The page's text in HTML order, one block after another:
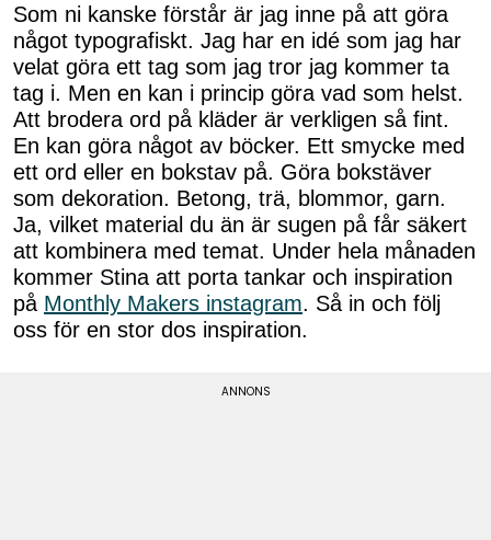
Som ni kanske förstår är jag inne på att göra
något typografiskt. Jag har en idé som jag har
velat göra ett tag som jag tror jag kommer ta
tag i. Men en kan i princip göra vad som helst.
Att brodera ord på kläder är verkligen så fint.
En kan göra något av böcker. Ett smycke med
ett ord eller en bokstav på. Göra bokstäver
som dekoration. Betong, trä, blommor, garn.
Ja, vilket material du än är sugen på får säkert
att kombinera med temat. Under hela månaden
kommer Stina att porta tankar och inspiration
på Monthly Makers instagram. Så in och följ
oss för en stor dos inspiration.